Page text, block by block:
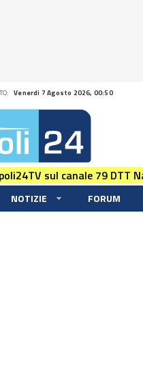
Venerdi 7 Agosto 2026, 00:50
sul canale 79 DTT
NOTIZIE FORUM